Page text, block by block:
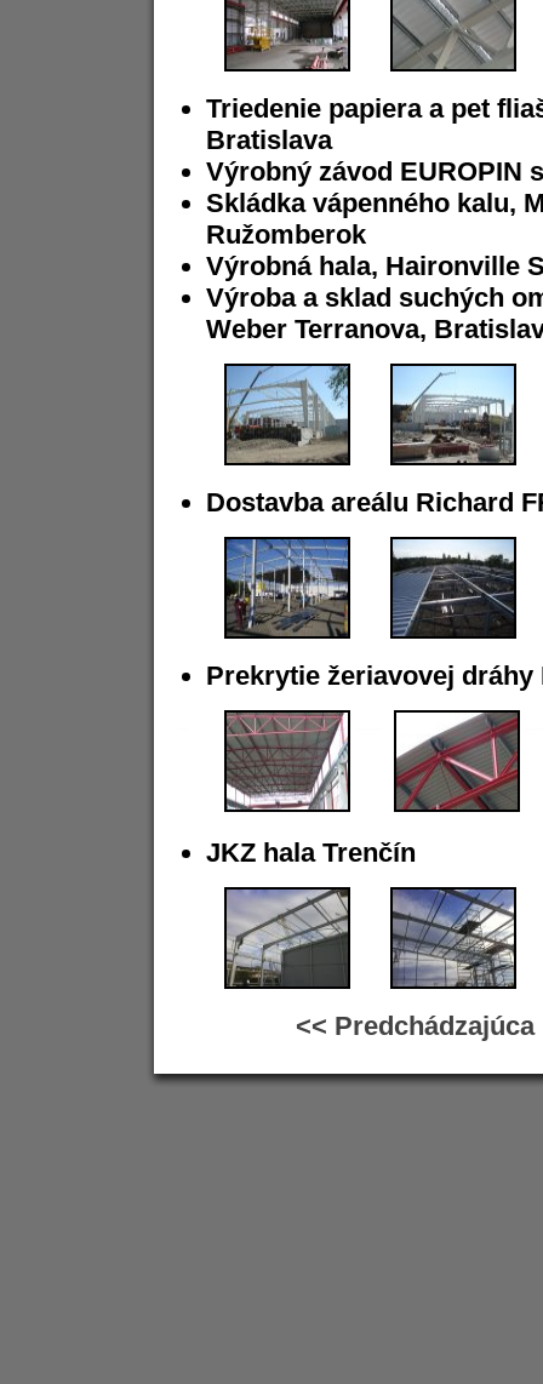
Triedenie papiera a pet
Bratislava
Výrobný závod EUROPIN
Skládka vápenného kalu,
Ružomberok
Výrobná hala, Haironville
Výroba a sklad suchých
Weber Terranova,
Dostavba areálu Richard
Prekrytie žeriavovej dráhy
JKZ hala Trenčín
<< Predchádzajúca